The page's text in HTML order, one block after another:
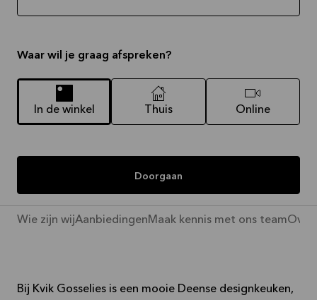
Waar wil je graag afspreken?
In de winkel Thuis Online
Doorgaan
Wie zijn wijAanbiedingen Maak kennis met ons teamOver
Bij Kvik Gosselies is een mooie Deense designkeuken,